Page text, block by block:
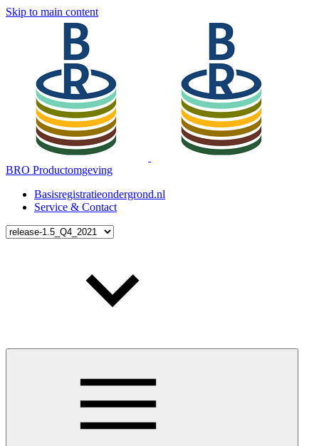
Skip to main content
BRO Productomgeving
Basisregistratieondergrond.nl
Service & Contact